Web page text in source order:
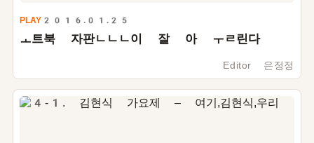
PLAY 2016.01.25
ㅗ트북 자판ㄴㄴㄴ이 잘 아 ㅜㄹ린다
Editor 은정정